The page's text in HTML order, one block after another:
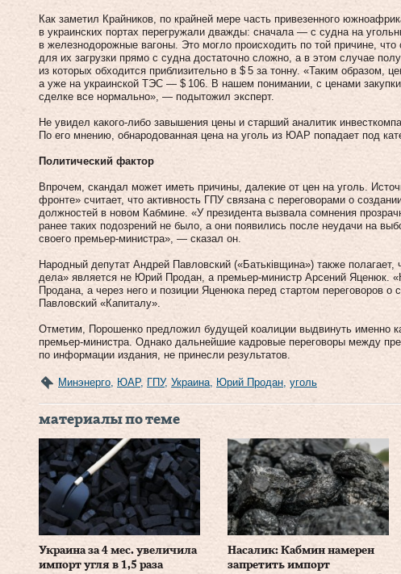
Как заметил Крайников, по крайней мере часть привезенного
в украинских портах перегружали дважды: сначала — с судна на
в железнодорожные вагоны. Это могло происходить по той причине, что
для их загрузки прямо с судна достаточно сложно, а в этом случае
из которых обходится приблизительно в $ 5 за тонну. «Таким образом,
а уже на украинской ТЭС — $ 106. В нашем понимании, с ценами
сделке все нормально», — подытожил эксперт.
Не увидел какого‑либо завышения цены и старший аналитик
По его мнению, обнародованная цена на уголь из ЮАР по­падает под
Политический фактор
Впрочем, скандал может иметь причины, далекие от цен на уголь.
фронте» считает, что активность ГПУ связана с переговорами о
должностей в новом Кабмине. «У президента вызвала сомнения
ранее таких подозрений не было, а они появились после неудачи на
своего премьер-министра», — сказал он.
Народный депутат Андрей Павловский («Батьківщина») также полагает,
дела» является не Юрий Продан, а премьер-министр Арсений Яценюк.
Продана, а через него и позиции Яценюка перед стартом переговоров о
Павловский «Капиталу».
Отметим, Порошенко предложил будущей коалиции выдвинуть именно
премьер-министра. Однако дальнейшие кадровые переговоры между
по информации издания, не принесли результатов.
Минэнерго, ЮАР, ГПУ, Украина, Юрий Продан, уголь
материалы по теме
Украина за 4 мес. увеличила
импорт угля в 1,5 раза
Насалик: Кабмин намерен
запретить импорт